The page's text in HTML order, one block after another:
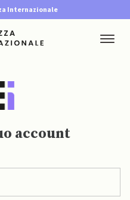
Internazionale
account